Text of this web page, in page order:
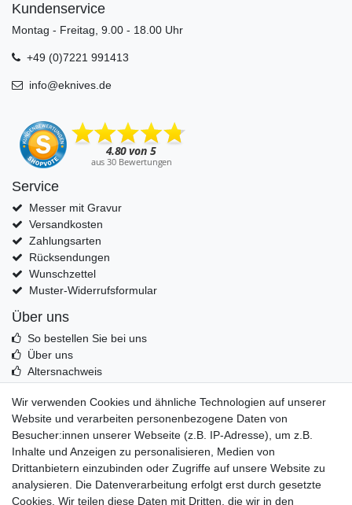
Kundenservice
Montag - Freitag, 9.00 - 18.00 Uhr
+49 (0)7221 991413
info@eknives.de
Service
Messer mit Gravur
Versandkosten
Zahlungsarten
Rücksendungen
Wunschzettel
Muster-Widerrufsformular
Über uns
So bestellen Sie bei uns
Über uns
Altersnachweis
Echtheit von Kundenbewertungen
Messer Info Forum
Messer schärfen
Messerhersteller
Stahltabelle
Stahlarten
Wir verwenden Cookies und ähnliche Technologien auf unserer
Website und verarbeiten personenbezogene Daten von
Besucher:innen unserer Webseite (z.B. IP-Adresse), um z.B.
Inhalte und Anzeigen zu personalisieren, Medien von
Drittanbietern einzubinden oder Zugriffe auf unsere Website zu
analysieren. Die Datenverarbeitung erfolgt erst durch gesetzte
Cookies. Wir teilen diese Daten mit Dritten, die wir in den